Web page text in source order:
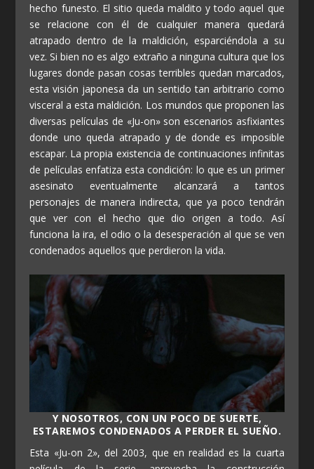
hecho funesto. El sitio queda maldito y todo aquel que
se relacione con él de cualquier manera quedará
atrapado dentro de la maldición, esparciéndola a su
vez. Si bien no es algo extraño a ninguna cultura que los
lugares donde pasan cosas terribles quedan marcados,
esta visión japonesa da un sentido tan arbitrario como
visceral a esta maldición. Los mundos que proponen las
diversas películas de «Ju-on» son escenarios asfixiantes
donde uno queda atrapado y de donde es imposible
escapar. La propia existencia de continuaciones infinitas
de películas enfatiza esta condición: lo que es un primer
asesinato eventualmente alcanzará a tantos
personajes de manera indirecta, que ya poco tendrán
que ver con el hecho que dio origen a todo. Así
funciona la ira, el odio o la desesperación al que se ven
condenados aquellos que perdieron la vida.
Y NOSOTROS, CON UN POCO DE SUERTE,
ESTAREMOS CONDENADOS A PERDER EL SUEÑO.
Esta «Ju-on 2», del 2003, que en realidad es la cuarta